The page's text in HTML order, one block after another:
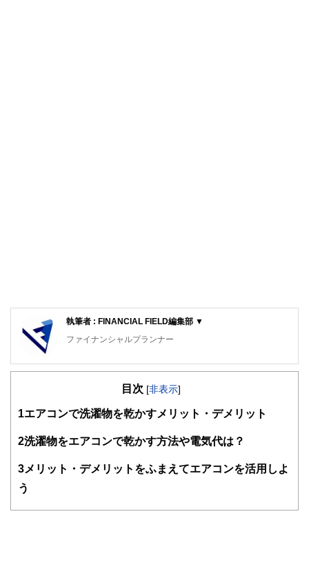
執筆者 : FINANCIAL FIELD編集部 ▼
ファイナンシャルプランナー
FinancialField編集部は、金融、経済に関する記事を、日々
知識がない方でも理解できるようわかりやすく発信していま
得者を中心に「お金や暮らし」に関する書籍・雑誌の編集経
験者で構成され、企画立案から記事掲載まですべての工程に
ドバイザー、DCプランナー、公認会計士、社会保険労務
目次 [非表示]
1 エアコンで洗濯物を乾かすメリット・デメリット
2洗濯物をエアコンで乾かす方法や電気代は？
3 メリット・デメリットをふまえてエアコンを活用しよ
う